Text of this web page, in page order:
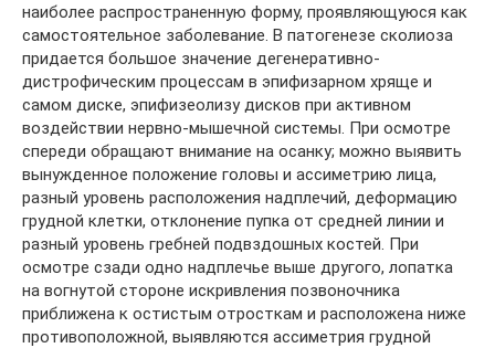
наиболее распространенную форму, проявляющуюся как
самостоятельное заболевание. В патогенезе сколиоза
придается большое значение дегенеративно-
дистрофическим процессам в эпифизарном хряще и
самом диске, эпифизеолизу дисков при активном
воздействии нервно-мышечной системы. При осмотре
спереди обращают внимание на осанку; можно выявить
вынужденное положение головы и ассиметрию лица,
разный уровень расположения надплечий, деформацию
грудной клетки, отклонение пупка от средней линии и
разный уровень гребней подвздошных костей. При
осмотре сзади одно надплечье выше другого, лопатка
на вогнутой стороне искривления позвоночника
приближена к остистым отросткам и расположена ниже
противоположной, выявляются ассиметрия грудной